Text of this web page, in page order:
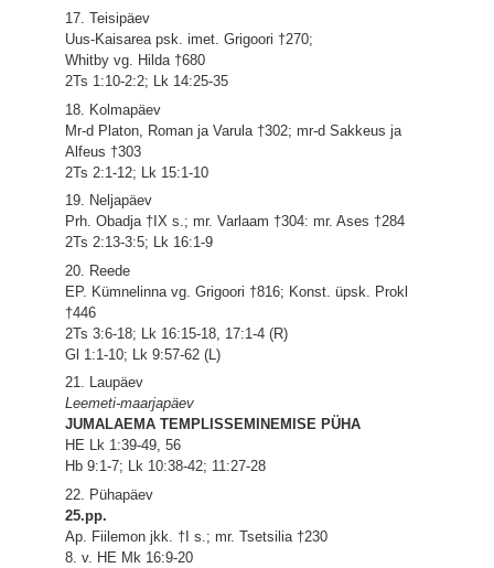
17. Teisipäev
Uus-Kaisarea psk. imet. Grigoori †270;
Whitby vg. Hilda †680
2Ts 1:10-2:2; Lk 14:25-35
18. Kolmapäev
Mr-d Platon, Roman ja Varula †302; mr-d Sakkeus ja
Alfeus †303
2Ts 2:1-12; Lk 15:1-10
19. Neljapäev
Prh. Obadja †IX s.; mr. Varlaam †304: mr. Ases †284
2Ts 2:13-3:5; Lk 16:1-9
20. Reede
EP. Kümnelinna vg. Grigoori †816; Konst. üpsk. Prokl
†446
2Ts 3:6-18; Lk 16:15-18, 17:1-4 (R)
Gl 1:1-10; Lk 9:57-62 (L)
21. Laupäev
Leemeti-maarjapäev
JUMALAEMA TEMPLISSEMINEMISE PÜHA
HE Lk 1:39-49, 56
Hb 9:1-7; Lk 10:38-42; 11:27-28
22. Pühapäev
25.pp.
Ap. Fiilemon jkk. †I s.; mr. Tsetsilia †230
8. v. HE Mk 16:9-20